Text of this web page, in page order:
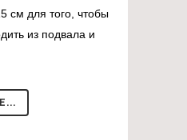
см для того, чтобы
из подвала и